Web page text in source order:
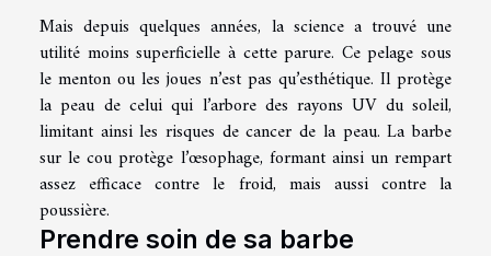
Mais depuis quelques années, la science a trouvé une
utilité moins superficielle à cette parure. Ce pelage sous
le menton ou les joues n’est pas qu’esthétique. Il protège
la peau de celui qui l’arbore des rayons UV du soleil,
limitant ainsi les risques de cancer de la peau. La barbe
sur le cou protège l’œsophage, formant ainsi un rempart
assez efficace contre le froid, mais aussi contre la
poussière.
Prendre soin de sa barbe